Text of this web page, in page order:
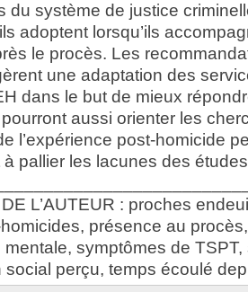
du système de justice
adoptent lorsqu’ils
le procès. Les
une adaptation des
dans le but de mieux
aussi orienter les
l’expérience post-homicide
à pallier les lacunes des
L’AUTEUR : proches
présence au
symptômes de
social perçu, temps écoulé